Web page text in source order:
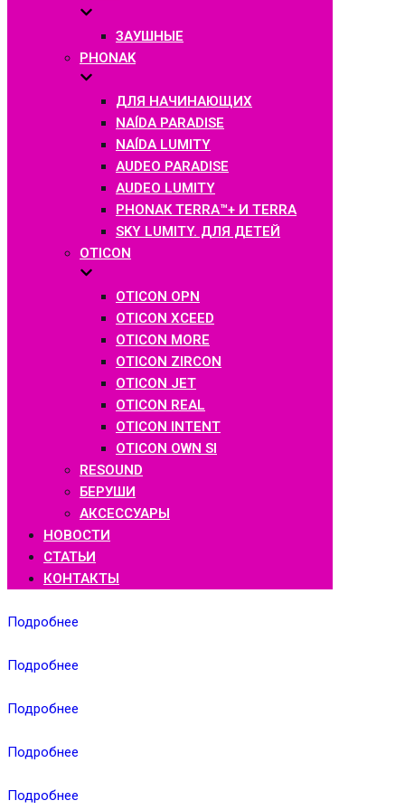
ЗАУШНЫЕ
PHONAK
ДЛЯ НАЧИНАЮЩИХ
NAÍDA PARADISE
NAÍDA LUMITY
AUDEO PARADISE
AUDEO LUMITY
PHONAK TERRA™+ И TERRA
SKY LUMITY. ДЛЯ ДЕТЕЙ
OTICON
OTICON OPN
OTICON XCEED
OTICON MORE
OTICON ZIRCON
OTICON JET
OTICON REAL
OTICON INTENT
OTICON OWN SI
RESOUND
БЕРУШИ
АКСЕССУАРЫ
НОВОСТИ
СТАТЬИ
КОНТАКТЫ
Подробнее
Подробнее
Подробнее
Подробнее
Подробнее